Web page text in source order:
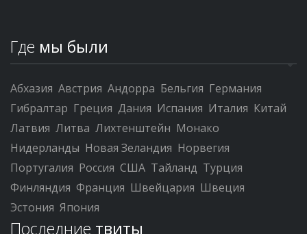
Где мы были
Абхазия Австрия Андорра Бельгия Германия
Гибралтар Греция Дания Испания Италия Китай
Латвия Литва Лихтенштейн Монако
Нидерланды Новая Зеландия Норвегия
Португалия Россия США Тайланд Турция
Финляндия Франция Швейцария Швеция
Эстония Япония
Последние твиты